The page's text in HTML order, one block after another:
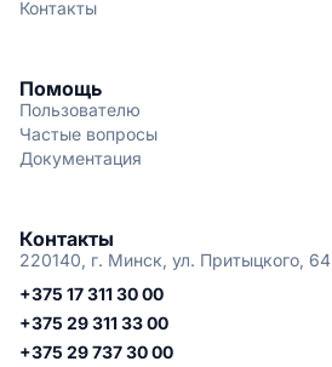
Контакты
Помощь
Пользователю
Частые вопросы
Документация
Контакты
220140, г. Минск, ул. Притыцкого, 64
+375 17 311 30 00
+375 29 311 33 00
+375 29 737 30 00